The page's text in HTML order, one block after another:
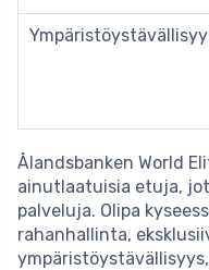
Ålandsbanken World
ainutlaatuisia etuja,
palveluja. Olipa
rahanhallinta,